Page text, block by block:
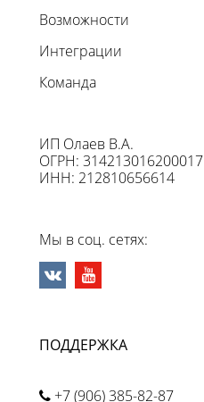
Возможности
Интеграции
Команда
ИП Олаев В.А.
ОГРН: 314213016200017
ИНН: 212810656614
Мы в соц. сетях:
ПОДДЕРЖКА
+7 (906) 385-82-87